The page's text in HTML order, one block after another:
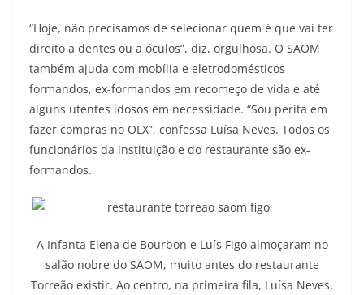
“Hoje, não precisamos de selecionar quem é que vai ter
direito a dentes ou a óculos”, diz, orgulhosa. O SAOM
também ajuda com mobília e eletrodomésticos
formandos, ex-formandos em recomeço de vida e até
alguns utentes idosos em necessidade. “Sou perita em
fazer compras no OLX”, confessa Luísa Neves. Todos os
funcionários da instituição e do restaurante são ex-
formandos.
A Infanta Elena de Bourbon e Luís Figo almoçaram no
salão nobre do SAOM, muito antes do restaurante
Torreão existir. Ao centro, na primeira fila, Luísa Neves,